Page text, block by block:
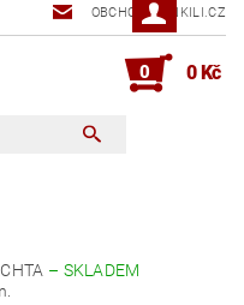
OBCHOD@CINKILI.CZ
0 0 Kč
– SKLADEM